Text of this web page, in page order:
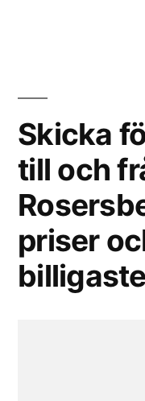
Skicka
till och
priser